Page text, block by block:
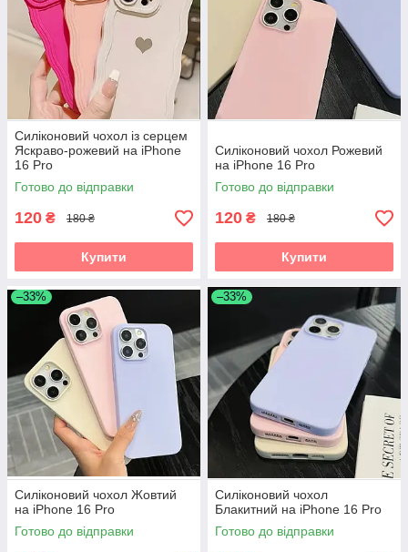
Силіконовий чохол із серцем
Яскраво-рожевий на iPhone
16 Pro
Готово до відправки
120 ₴ 180 ₴
Купити
Силіконовий чохол Рожевий
на iPhone 16 Pro
Готово до відправки
120 ₴ 180 ₴
Купити
–33%
Силіконовий чохол Жовтий
на iPhone 16 Pro
Готово до відправки
–33%
Силіконовий чохол
Блакитний на iPhone 16 Pro
Готово до відправки